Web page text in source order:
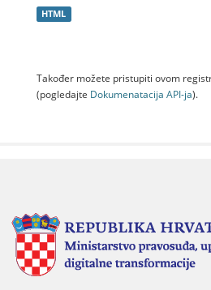
HTML
Također možete pristupiti ovom
(pogledajte Dokumenаtаcijа API-jа).